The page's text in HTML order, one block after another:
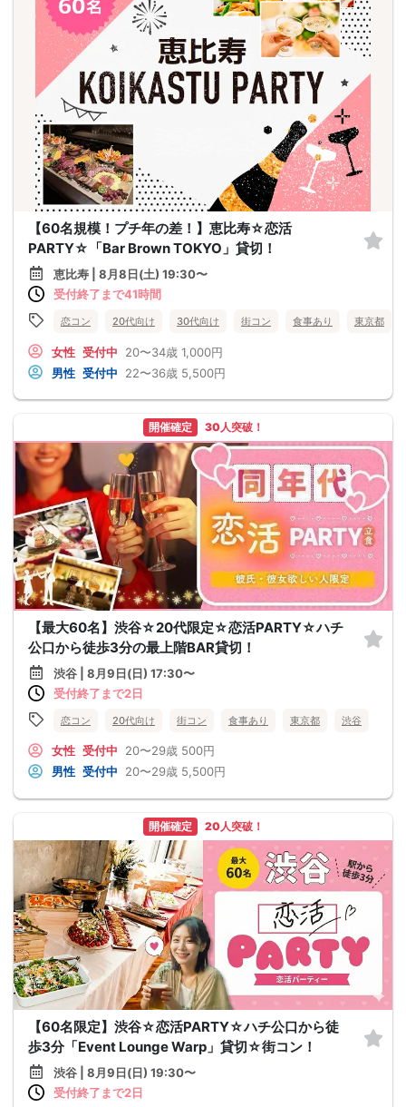
【60名規模！プチ年の差！】恵比寿☆恋活
PARTY☆「Bar Brown TOKYO」貸切！
恵比寿 | 8月8日(土) 19:30〜
受付終了まで41時間
恋コン 20代向け 30代向け 街コン 食事あり 東京都
女性 受付中 20〜34歳 1,000円
男性 受付中 22〜36歳 5,500円
開催確定 30人突破！
【最大60名】渋谷☆20代限定☆恋活PARTY☆ハチ
公口から徒歩3分の最上階BAR貸切！
渋谷 | 8月9日(日) 17:30〜
受付終了まで2日
恋コン 20代向け 街コン 食事あり 東京都 渋谷
女性 受付中 20〜29歳 500円
男性 受付中 20〜29歳 5,500円
開催確定 20人突破！
【60名限定】渋谷☆恋活PARTY☆ハチ公口から徒
歩3分「Event Lounge Warp」貸切☆街コン！
渋谷 | 8月9日(日) 19:30〜
受付終了まで2日